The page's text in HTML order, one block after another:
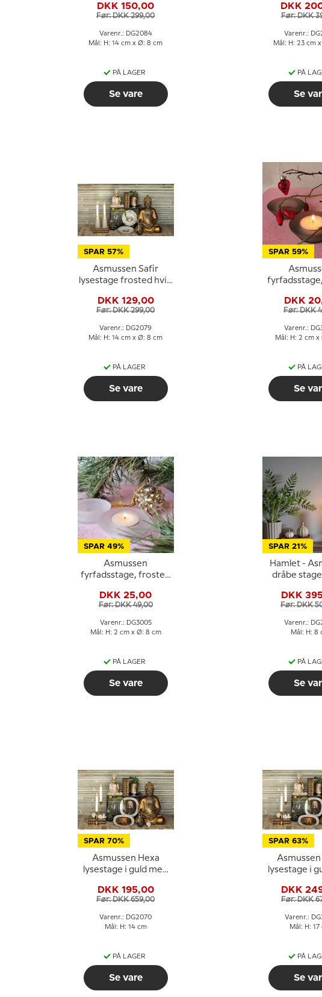
DKK 150,00
Før: DKK 299,00
Varenr.: DG2084
Mål: H: 14 cm x Ø: 8 cm
PÅ LAGER
Se vare
DKK
Før: DKK
Varenr.:
Mål: H: 23 cm
PÅ
Se
SPAR 57%
Asmussen Safir
lysestage frosted hvid
DKK 129,00
Før: DKK 299,00
Varenr.: DG2079
Mål: H: 14 cm x Ø: 8 cm
PÅ LAGER
Se vare
SPAR 59%
DKK
Før: DKK
Varenr.:
Mål: H: 2 cm
PÅ
Se
SPAR 49%
Asmussen
fyrfadsstage, frosted
DKK 25,00
Før: DKK 49,00
Varenr.: DG3005
Mål: H: 2 cm x Ø: 8 cm
PÅ LAGER
Se vare
SPAR 21%
Hamlet -
dråbe stage
DKK
Før: DKK
Varenr.:
Mål: H: 8
PÅ
Se
SPAR 70%
Asmussen Hexa
lysestage i guld med
DKK 195,00
Før: DKK 659,00
Varenr.: DG2070
Mål: H: 14 cm
PÅ LAGER
Se vare
SPAR 63%
Asmussen
lysestage i
DKK
Før: DKK
Varenr.:
Mål: H: 17
PÅ
Se